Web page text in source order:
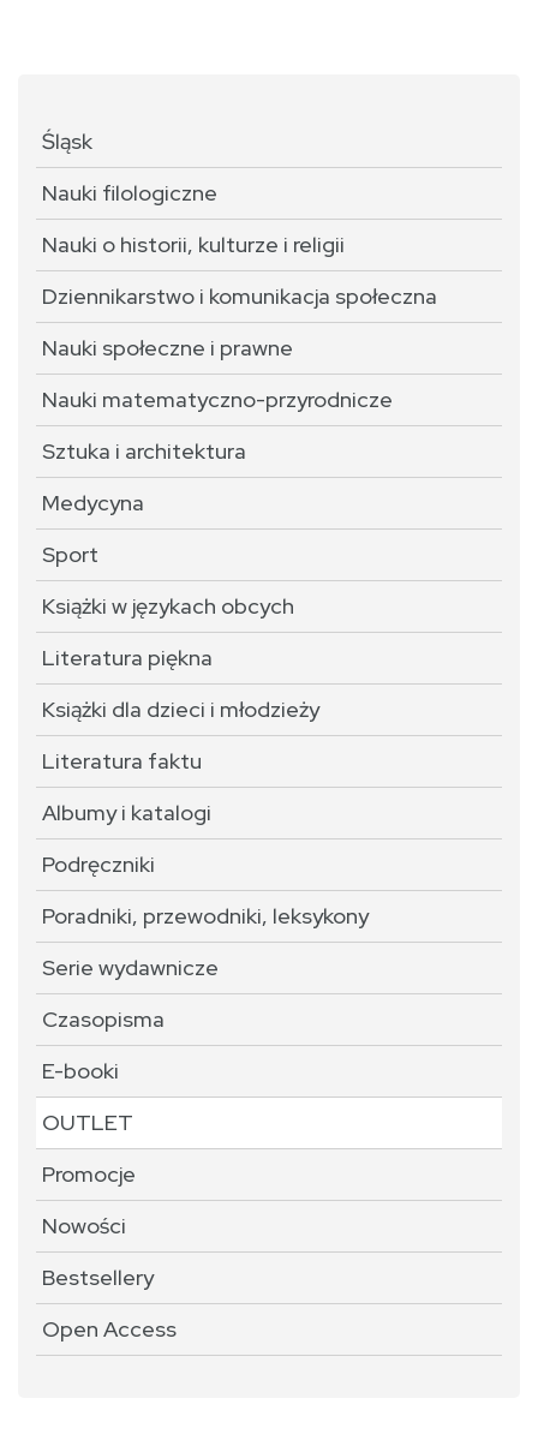
Śląsk
Nauki filologiczne
Nauki o historii, kulturze i religii
Dziennikarstwo i komunikacja społeczna
Nauki społeczne i prawne
Nauki matematyczno-przyrodnicze
Sztuka i architektura
Medycyna
Sport
Książki w językach obcych
Literatura piękna
Książki dla dzieci i młodzieży
Literatura faktu
Albumy i katalogi
Podręczniki
Poradniki, przewodniki, leksykony
Serie wydawnicze
Czasopisma
E-booki
OUTLET
Promocje
Nowości
Bestsellery
Open Access